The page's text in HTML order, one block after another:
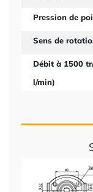
Pression de
Sens de
Débit à 1500
l/min)